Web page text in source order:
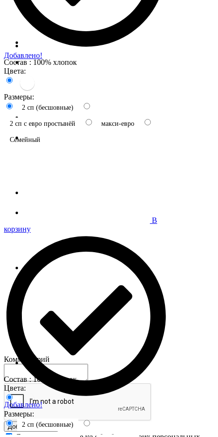
Добавлено!
Состав : 100% хлопок
Цвета:
Размеры:
2 сп (бесшовные)
2 сп с евро простынёй макси-евро
Семейный
В
корзину
Добавлено!
Состав : 100% хлопок
Цвета:
Размеры:
2 сп (бесшовные)
Комментарий
Добавить отзыв